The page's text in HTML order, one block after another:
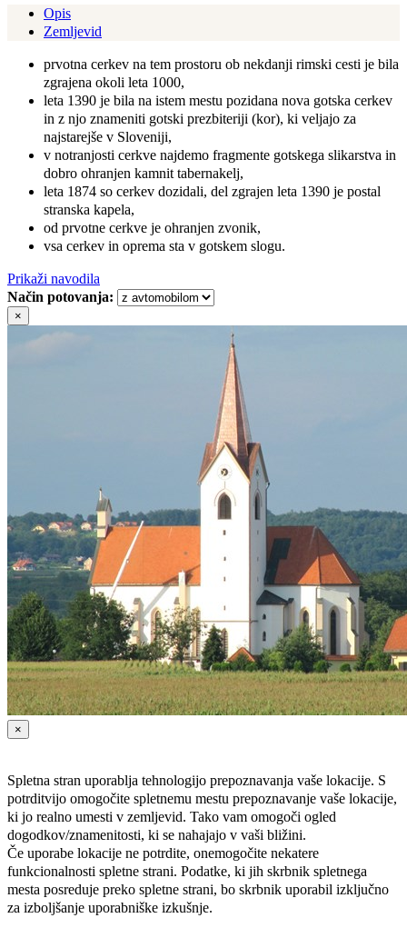
Opis
Zemljevid
prvotna cerkev na tem prostoru ob nekdanji rimski cesti je bila
zgrajena okoli leta 1000,
leta 1390 je bila na istem mestu pozidana nova gotska cerkev
in z njo znameniti gotski prezbiteriji (kor), ki veljajo za
najstarejše v Sloveniji,
v notranjosti cerkve najdemo fragmente gotskega slikarstva in
dobro ohranjen kamnit tabernakelj,
leta 1874 so cerkev dozidali, del zgrajen leta 1390 je postal
stranska kapela,
od prvotne cerkve je ohranjen zvonik,
vsa cerkev in oprema sta v gotskem slogu.
Prikaži navodila
Način potovanja:
×
×
Spletna stran uporablja tehnologijo prepoznavanja vaše lokacije. S
potrditvijo omogočite spletnemu mestu prepoznavanje vaše lokacije,
ki jo realno umesti v zemljevid. Tako vam omogoči ogled
dogodkov/znamenitosti, ki se nahajajo v vaši bližini.
Če uporabe lokacije ne potrdite, onemogočite nekatere
funkcionalnosti spletne strani. Podatke, ki jih skrbnik spletnega
mesta posreduje preko spletne strani, bo skrbnik uporabil izključno
za izboljšanje uporabniške izkušnje.